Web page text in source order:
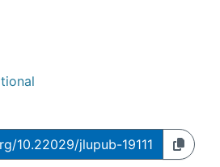
10.22029/jlupub-19111